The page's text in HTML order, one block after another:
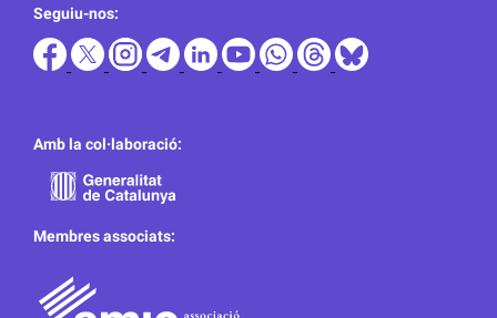
Seguiu-nos:
Amb la col·laboració:
Membres associats: